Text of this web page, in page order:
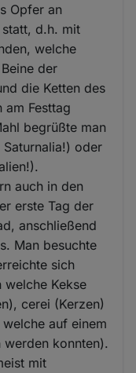
Opfer an
d.h. mit
welche
der
die Ketten des
am Festtag
begrüßte man
oder
auch in den
erste Tag der
anschließend
Man besuchte
sich
welche Kekse
cerei (Kerzen)
auf einem
konnten).
mit